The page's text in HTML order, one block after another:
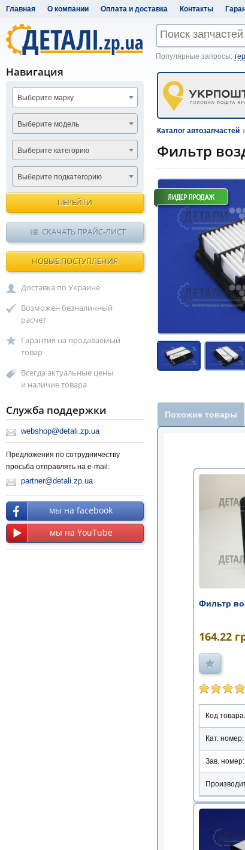
Главная О компании Оплата и доставка Контакты
Популярные запросы:
Каталог автозапчастей
Фильтр
Похожие товары
Фильтр
164.22
Код товара:
Кат. номер:
Зав. номер:
Навигация
Выберите марку
Выберите модель
Выберите категорию
Выберите подкатегорию
ПЕРЕЙТИ
СКАЧАТЬ ПРАЙС-ЛИСТ
НОВЫЕ ПОСТУПЛЕНИЯ
Доставка по Украине
Возможен безналичный
расчет
Гарантия на продаваемый
товар
Всегда актуальные цены
и наличие товара
Служба поддержки
webshop@detali.zp.ua
Предложения по сотрудничеству
просьба отправлять на e-mail:
partner@detali.zp.ua
мы на facebook
мы на YouTube